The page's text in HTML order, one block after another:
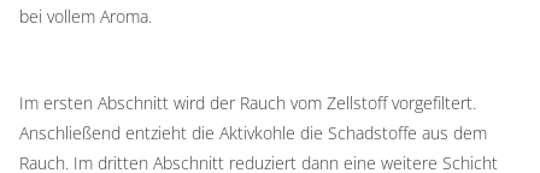
bei vollem Aroma.
Im ersten Abschnitt wird der Rauch vom Zellstoff vorgefiltert.
Anschließend entzieht die Aktivkohle die Schadstoffe aus dem
Rauch. Im dritten Abschnitt reduziert dann eine weitere Schicht